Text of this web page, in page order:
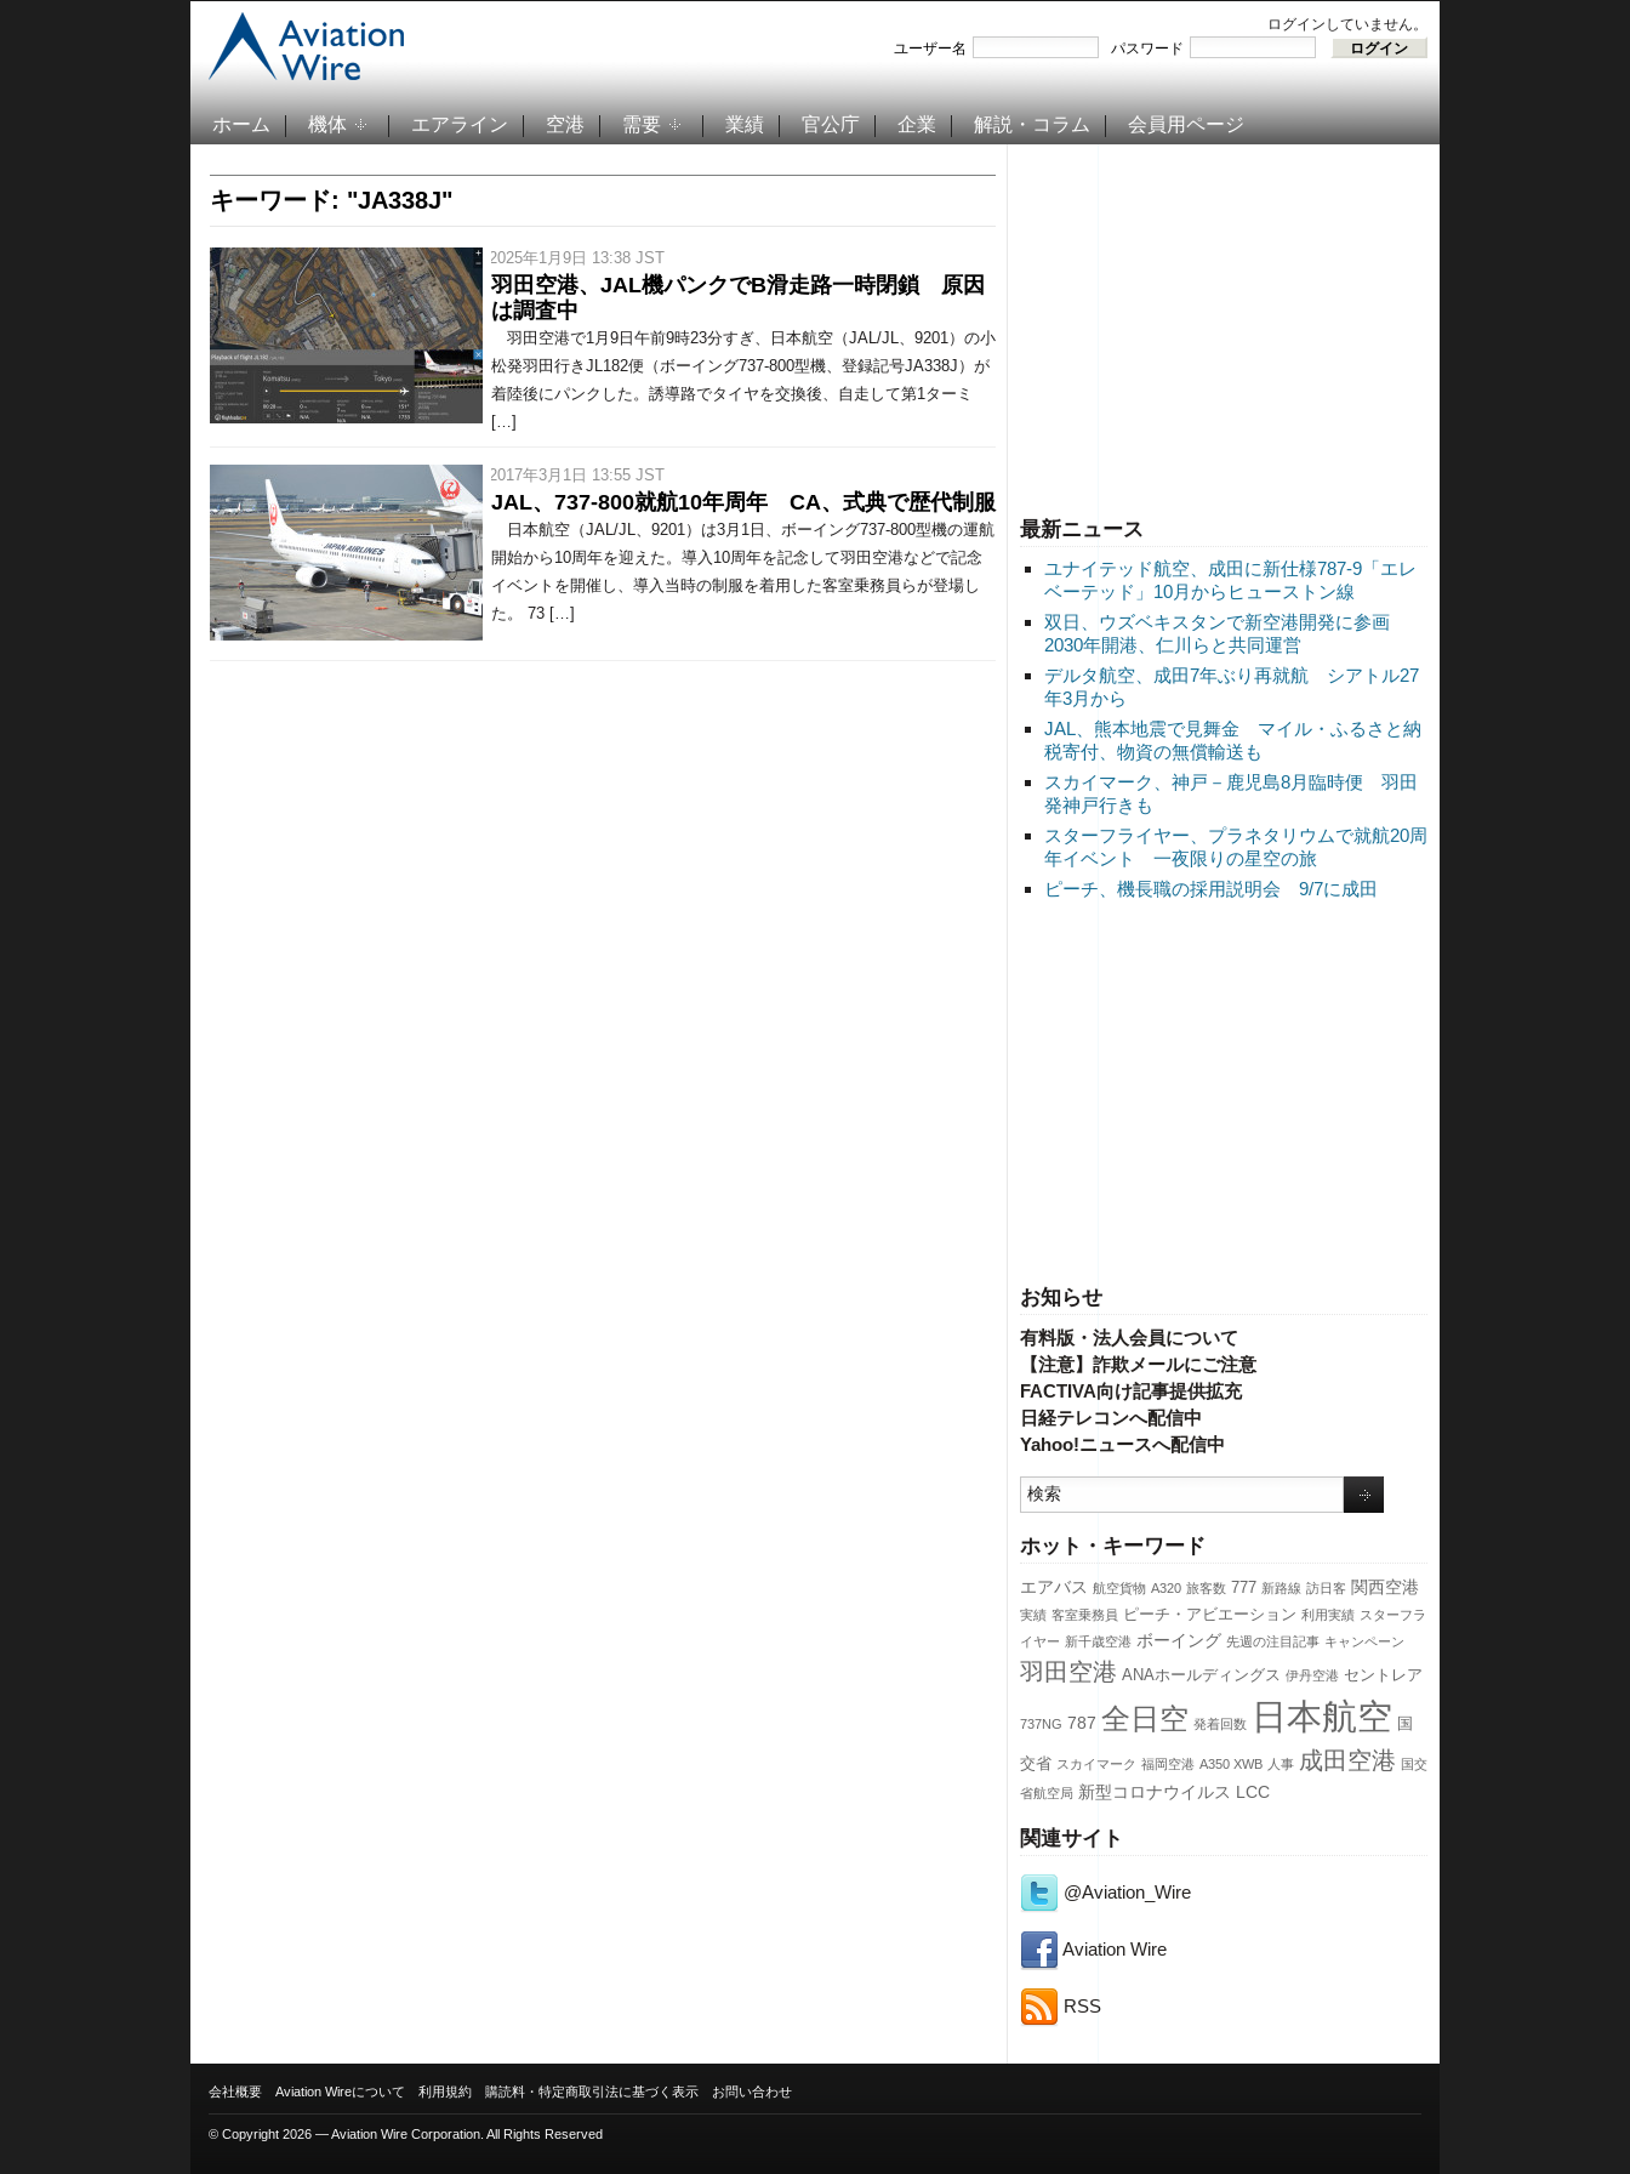
ログインしていません。
ユーザー名
パスワード
ホーム 機体 エアライン 空港 需要 業績 官公庁 企業 解説・コラム 会員用ページ
最新ニュース
ユナイテッド航空、成田に新仕様787-9「エレ
ベーテッド」10月からヒューストン線
双日、ウズベキスタンで新空港開発に参画
2030年開港、仁川らと共同運営
デルタ航空、成田7年ぶり再就航 シアトル27
年3月から
JAL、熊本地震で見舞金 マイル・ふるさと納
税寄付、物資の無償輸送も
スカイマーク、神戸－鹿児島8月臨時便 羽田
発神戸行きも
スターフライヤー、プラネタリウムで就航20周
年イベント 一夜限りの星空の旅
ピーチ、機長職の採用説明会 9/7に成田
お知らせ
有料版・法人会員について
【注意】詐欺メールにご注意
FACTIVA向け記事提供拡充
日経テレコンへ配信中
Yahoo!ニュースへ配信中
ホット・キーワード
エアバス 航空貨物 A320 旅客数 777 新路線 訪日客 関西空港
実績 客室乗務員 ピーチ・アビエーション 利用実績 スターフラ
イヤー 新千歳空港 ボーイング 先週の注目記事 キャンペーン
羽田空港 ANAホールディングス 伊丹空港 セントレア
737NG 787 全日空 発着回数 日本航空 国
交省 スカイマーク 福岡空港 A350 XWB 人事 成田空港 国交
省航空局 新型コロナウイルス LCC
関連サイト
@Aviation_Wire
Aviation Wire
RSS
キーワード: "JA338J"
/ 2025年1月9日 13:38 JST
羽田空港、JAL機パンクでB滑走路一時閉鎖 原因
は調査中
羽田空港で1月9日午前9時23分すぎ、日本航空（JAL/JL、9201）の小
松発羽田行きJL182便（ボーイング737-800型機、登録記号JA338J）が
着陸後にパンクした。誘導路でタイヤを交換後、自走して第1ターミ
[…]
/ 2017年3月1日 13:55 JST
JAL、737-800就航10年周年 CA、式典で歴代制服
日本航空（JAL/JL、9201）は3月1日、ボーイング737-800型機の運航
開始から10周年を迎えた。導入10周年を記念して羽田空港などで記念
イベントを開催し、導入当時の制服を着用した客室乗務員らが登場し
た。 73 […]
会社概要 Aviation Wireについて 利用規約 購読料・特定商取引法に基づく表示 お問い合わせ
© Copyright 2026 — Aviation Wire Corporation. All Rights Reserved